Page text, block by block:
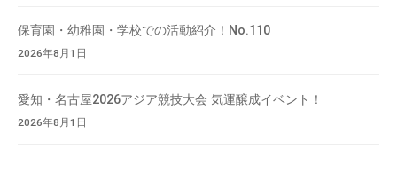
保育園・幼稚園・学校での活動紹介！No.110
2026年8月1日
愛知・名古屋2026アジア競技大会 気運醸成イベント！
2026年8月1日